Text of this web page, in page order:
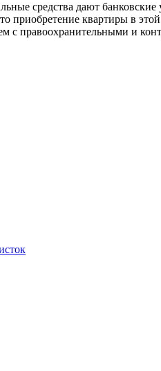
средства дают
приобретение квартиры в
с правоохранительными и